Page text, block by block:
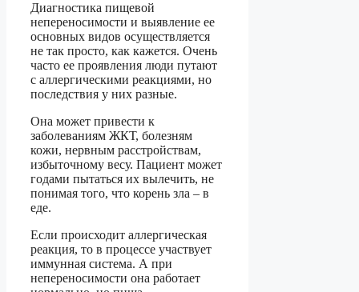
Диагностика пищевой
непереносимости и выявление ее
основных видов осуществляется
не так просто, как кажется. Очень
часто ее проявления люди путают
с аллергическими реакциями, но
последствия у них разные.
Она может привести к
заболеваниям ЖКТ, болезням
кожи, нервным расстройствам,
избыточному весу. Пациент может
годами пытаться их вылечить, не
понимая того, что корень зла – в
еде.
Если происходит аллергическая
реакция, то в процессе участвует
иммунная система. А при
непереносимости она работает